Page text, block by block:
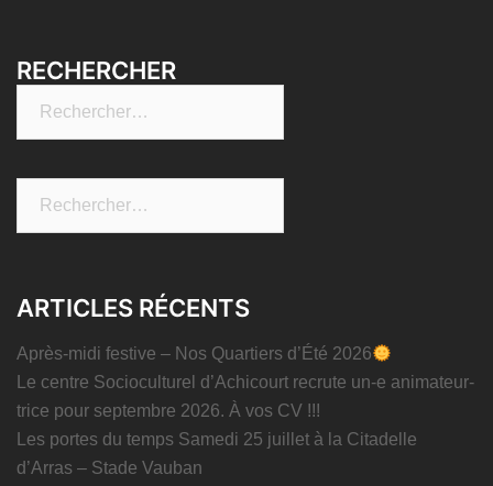
RECHERCHER
ARTICLES RÉCENTS
Après-midi festive – Nos Quartiers d’Été 2026
Le centre Socioculturel d’Achicourt recrute un-e animateur-
trice pour septembre 2026. À vos CV !!!
Les portes du temps Samedi 25 juillet à la Citadelle
d’Arras – Stade Vauban